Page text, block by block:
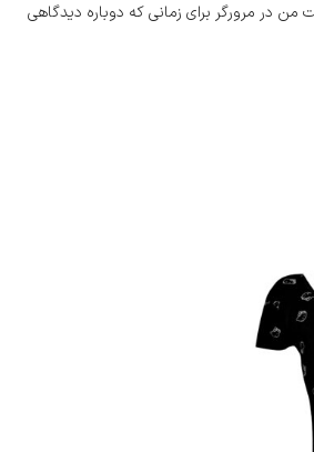
من در مرورگر برای زمانی که دوباره دیدگاهی